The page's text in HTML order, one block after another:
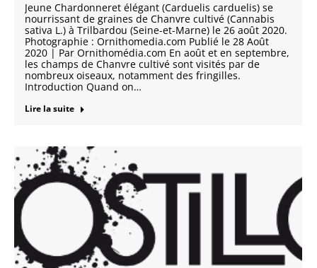
Jeune Chardonneret élégant (Carduelis carduelis) se
nourrissant de graines de Chanvre cultivé (Cannabis
sativa L.) à Trilbardou (Seine-et-Marne) le 26 août 2020.
Photographie : Ornithomedia.com Publié le 28 Août
2020 | Par Ornithomédia.com En août et en septembre,
les champs de Chanvre cultivé sont visités par de
nombreux oiseaux, notamment des fringilles.
Introduction Quand on…
Lire la suite